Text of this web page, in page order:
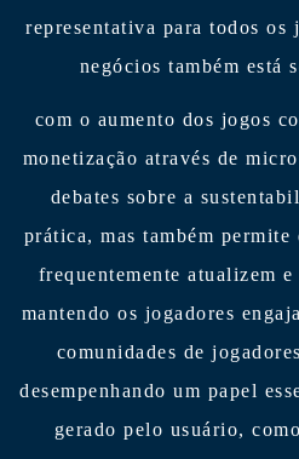
representativa para todos os
negócios também está
com o aumento dos jogos
monetização através de
debates sobre a
prática, mas também permite
frequentemente atualizem
mantendo os jogadores
comunidades de
desempenhando um papel
gerado pelo usuário,